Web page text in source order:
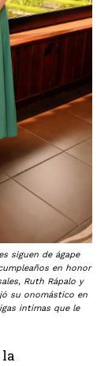
siguen de ágape
en honor
Ruth Rápalo y
su onomástico en
intimas que le